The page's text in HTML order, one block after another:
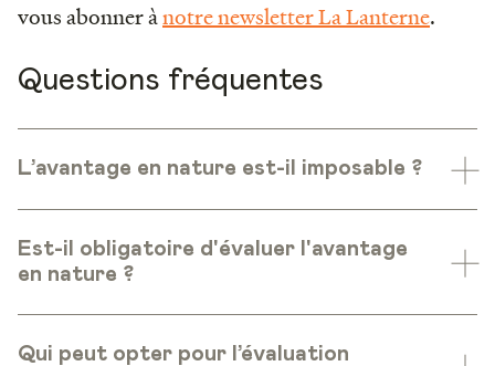
vous abonner ànotre newsletter La Lanterne.
Questions fréquentes
L’avantage en nature est-il imposable ?
Est-il obligatoire d'évaluer l'avantage
en nature ?
Qui peut opter pour l’évaluation